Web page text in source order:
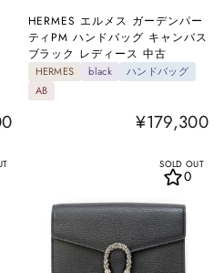
HERMES エルメス ガーデンパー
ティPM ハンドバッグ キャンバス
ブラック レディース 中古
HERMES black
ハンドバッグ
AB
¥179,300
SOLD OUT
0